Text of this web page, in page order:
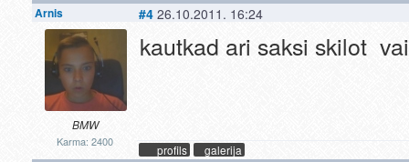
Arnis
BMW
Karma: 2400
#4 26.10.2011. 16:24
kautkad ari saksi skilot
profils galerija